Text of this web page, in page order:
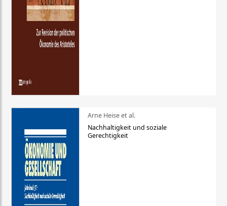
Arne Heise et al.
Nachhaltigkeit und soziale
Gerechtigkeit